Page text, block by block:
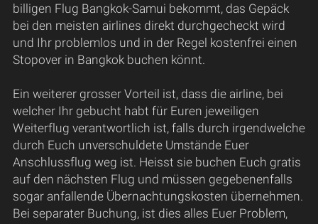
billigen Flug Bangkok-Samui bekommt, das Gepäck
bei den meisten airlines direkt durchgecheckt wird
und Ihr problemlos und in der Regel kostenfrei einen
Stopover in Bangkok buchen könnt.
Ein weiterer grosser Vorteil ist, dass die airline, bei
welcher Ihr gebucht habt für Euren jeweiligen
Weiterflug verantwortlich ist, falls durch irgendwelche
durch Euch unverschuldete Umstände Euer
Anschlussflug weg ist. Heisst sie buchen Euch gratis
auf den nächsten Flug und müssen gegebenenfalls
sogar anfallende Übernachtungskosten übernehmen.
Bei separater Buchung, ist dies alles Euer Problem,